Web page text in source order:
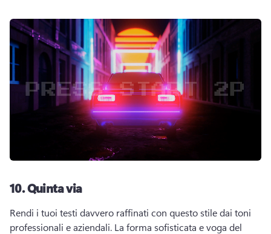
10.Quinta via
Rendi i tuoi testi davvero raffinati con questo stile dai toni
professionali e aziendali. La forma sofisticata e voga del